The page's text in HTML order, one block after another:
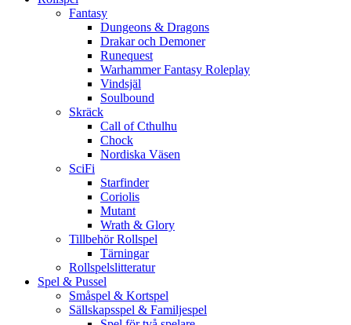
Fantasy
Dungeons & Dragons
Drakar och Demoner
Runequest
Warhammer Fantasy Roleplay
Vindsjäl
Soulbound
Skräck
Call of Cthulhu
Chock
Nordiska Väsen
SciFi
Starfinder
Coriolis
Mutant
Wrath & Glory
Tillbehör Rollspel
Tärningar
Rollspelslitteratur
Spel & Pussel
Småspel & Kortspel
Sällskapsspel & Familjespel